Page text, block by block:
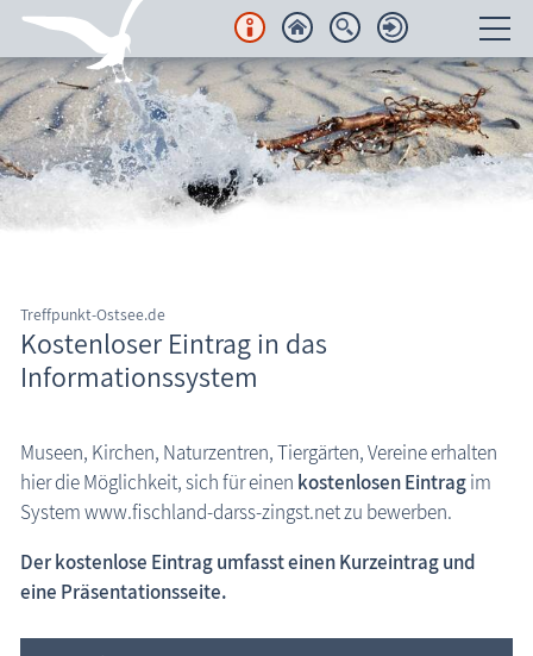
Unterkünfte
Regionales
Urlaubsorte
Freizeit
Wissenswertes
Veranstaltungen
Blog
Treffpunkt-Ostsee.de
Kostenloser Eintrag in das
Informationssystem
Museen, Kirchen, Naturzentren, Tiergärten, Vereine erhalten
hier die Möglichkeit, sich für einen kostenlosen Eintragim
System www.fischland-darss-zingst.net zu bewerben.
Der kostenlose Eintrag umfasst einen Kurzeintrag und
eine Präsentationsseite.